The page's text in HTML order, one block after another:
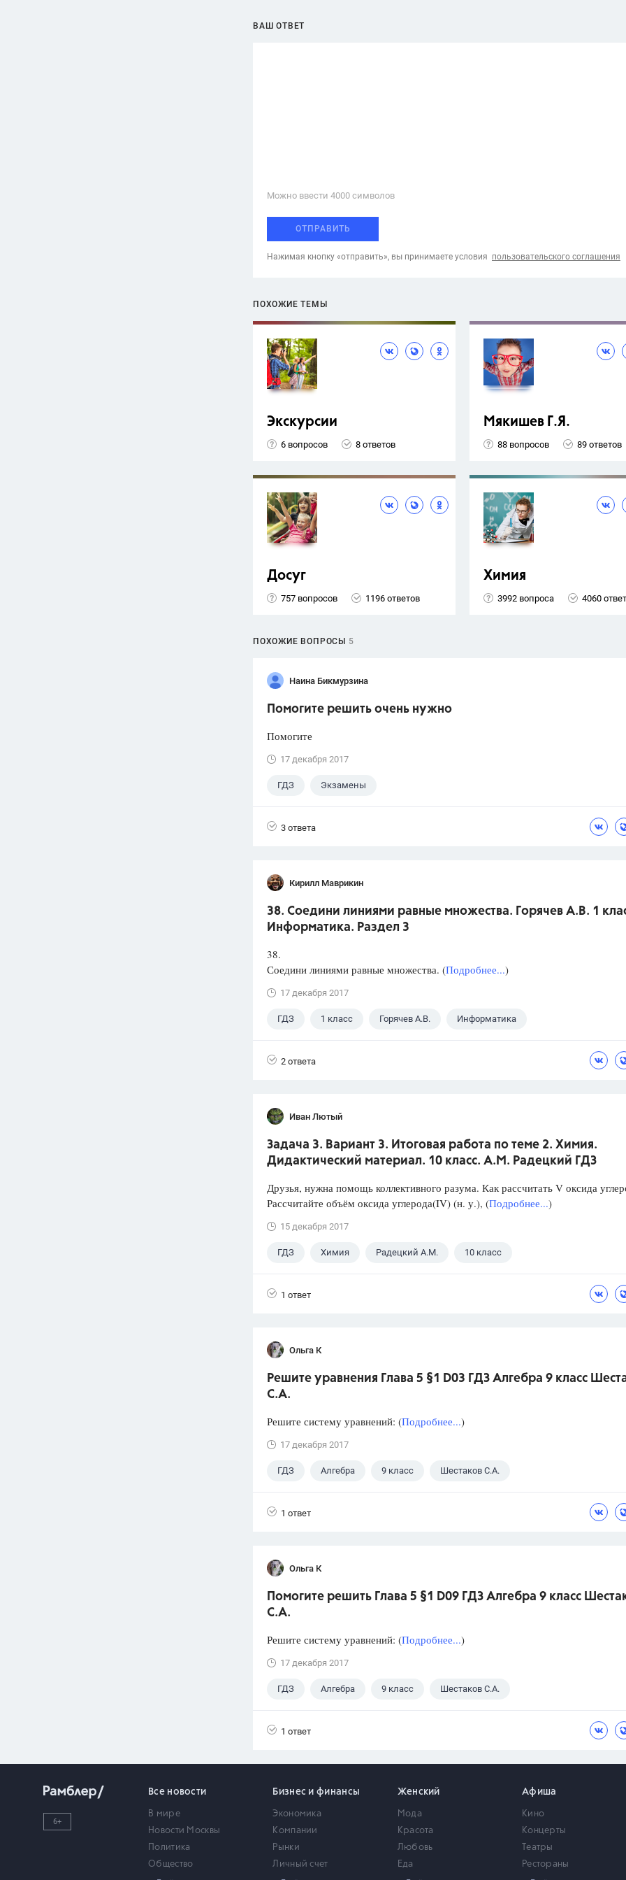
ВАШ ОТВЕТ
Можно ввести 4000 cимволов
ОТПРАВИТЬ
Нажимая кнопку «отправить», вы принимаете условия пользовательского соглашения
ПОХОЖИЕ ТЕМЫ
Экскурсии
6 вопросов 8 ответов
Мякишев Г.Я.
88 вопросов 89 ответов
Досуг
757 вопросов 1196 ответов
Химия
3992 вопроса 4060
ПОХОЖИЕ ВОПРОСЫ 5
Наина Бикмурзина
Помогите решить очень нужно
Помогите
17 декабря 2017
ГДЗ Экзамены
3 ответа
Кирилл Маврикин
38. Соедини линиями равные множества. Горячев А.В. 1
Информатика. Раздел 3
38.
Соедини линиями равные множества. (Подробнее...)
17 декабря 2017
ГДЗ 1 класс Горячев А.В. Информатика
2 ответа
Иван Лютый
Задача 3. Вариант 3. Итоговая работа по теме 2. Химия.
Дидактический материал. 10 класс. А.М. Радецкий ГДЗ
Друзья, нужна помощь коллективного разума. Как рассчитать V оксида
Рассчитайте объём оксида углерода(IV) (н. у.), (Подробнее...)
15 декабря 2017
ГДЗ Химия Радецкий А.М. 10 класс
1 ответ
Ольга К
Решите уравнения Глава 5 §1 D03 ГДЗ Алгебра 9 класс
С.А.
Решите систему уравнений: (Подробнее...)
17 декабря 2017
ГДЗ Алгебра 9 класс Шестаков С.А.
1 ответ
Ольга К
Помогите решить Глава 5 §1 D09 ГДЗ Алгебра 9 класс
С.А.
Решите систему уравнений: (Подробнее...)
17 декабря 2017
ГДЗ Алгебра 9 класс Шестаков С.А.
1 ответ
6+
Все новости
В мире
Новости Москвы
Политика
Общество
Бизнес и финансы
Экономика
Компании
Рынки
Личный счет
Женский
Мода
Красота
Любовь
Еда
Афиша
Кино
Концерты
Театры
Рестораны